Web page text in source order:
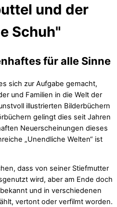
und der
Schuh"
für alle Sinne
sich zur Aufgabe gemacht,
und Familien in die Welt der
illustrierten Bilderbüchern
gelingt dies seit Jahren
Neuerscheinungen dieses
„Unendliche Welten“ ist
dass von seiner Stiefmutter
wird, aber am Ende doch
und in verschiedenen
vertont oder verfilmt worden.